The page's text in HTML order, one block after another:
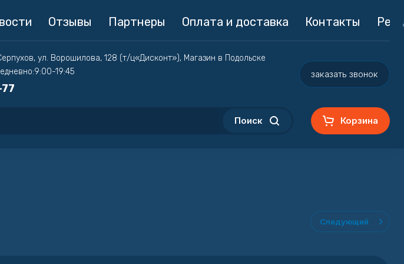
Отзывы Партнеры Оплата и доставка Контакты
ул. Ворошилова, 128 (т/ц«Дисконт»), Магазин в Подольске
9:00-19:45 заказать звонок
Поиск Корзина
Следующий